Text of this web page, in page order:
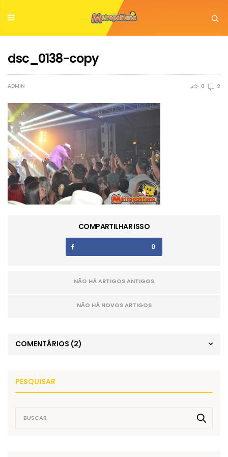
dsc_0138-copy
ADMIN 0 2
COMPARTILHAR ISSO
0
NÃO HÁ ARTIGOS ANTIGOS
NÃO HÁ NOVOS ARTIGOS
COMENTÁRIOS (2)
PESQUISAR